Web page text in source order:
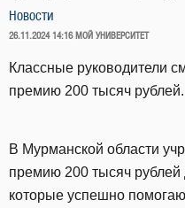
Новости
ОПУБЛИКОВАНО
26.11.2024 14:16 МОЙ УНИВЕРСИТЕТ
Классные руководители
премию 200 тысяч рублей.
В Мурманской области
премию 200 тысяч рублей
которые успешно